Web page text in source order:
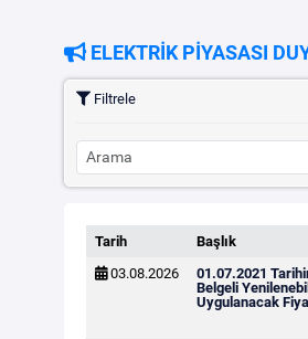
ELEKTRİK PİYASASI
Filtrele
Tarih Başlık
03.08.2026
01.07.2021
Belgeli
Uygulanacak